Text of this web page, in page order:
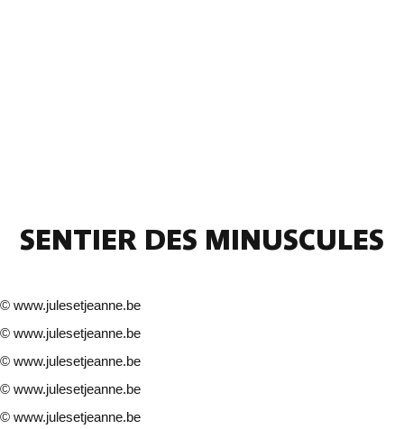
SENTIER DES MINUSCULES
© www.julesetjeanne.be
© www.julesetjeanne.be
© www.julesetjeanne.be
© www.julesetjeanne.be
© www.julesetjeanne.be